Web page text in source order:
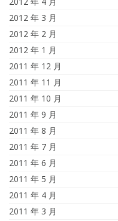
2012 年 3 月
2012 年 2 月
2012 年 1 月
2011 年 12 月
2011 年 11 月
2011 年 10 月
2011 年 9 月
2011 年 8 月
2011 年 7 月
2011 年 6 月
2011 年 5 月
2011 年 4 月
2011 年 3 月